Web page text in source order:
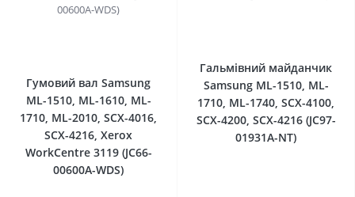
Гумовий вал Samsung
ML-1510, ML-1610, ML-
1710, ML-2010, SCX-4016,
SCX-4216, Xerox
WorkCentre 3119 (JC66-
00600A-WDS)
Гальмівний майданчик
Samsung ML-1510, ML-
1710, ML-1740, SCX-4100,
SCX-4200, SCX-4216 (JC97-
01931A-NT)